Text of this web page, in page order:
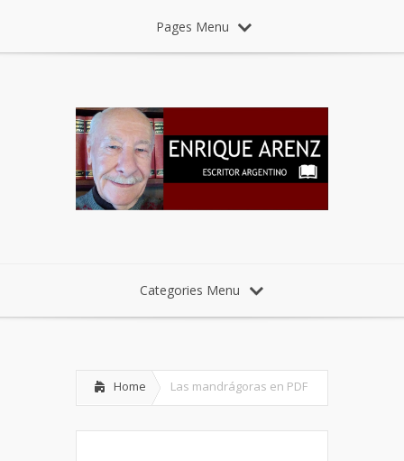
Pages Menu
Categories Menu
Home Las mandrágoras en PDF